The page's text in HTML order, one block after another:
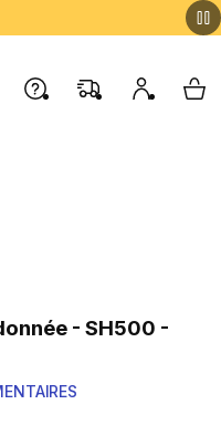
Contactez-nous
FAQ Mon My
reviews